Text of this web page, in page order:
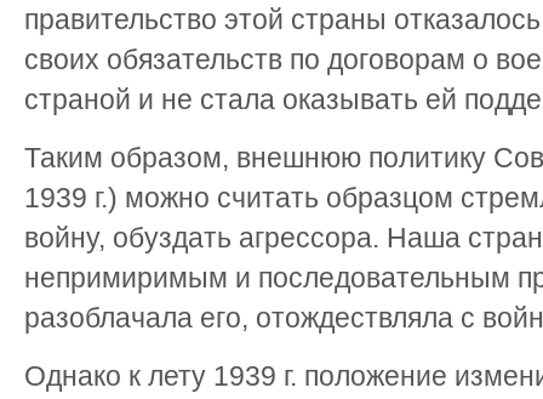
правительство этой страны
своих обязательств по договорам о
страной и не стала оказывать ей
Таким образом, внешнюю политику
1939 г.) можно считать образцом
войну, обуздать агрессора. Наша
непримиримым и последовательным
разоблачала его, отождествляла с
Однако к лету 1939 г. положение